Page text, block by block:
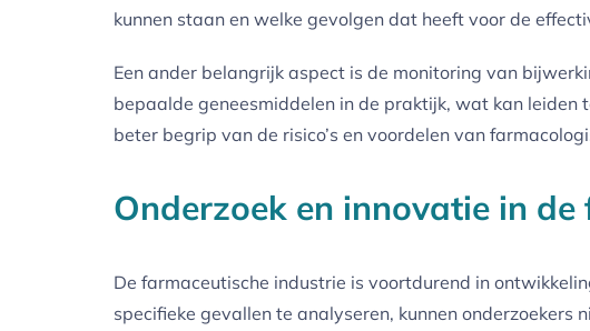
kunnen staan en welke gevolgen dat heeft voor de
Een ander belangrijk aspect is de monitoring van
bepaalde geneesmiddelen in de praktijk, wat kan
beter begrip van de risico’s en voordelen van
Onderzoek en innovatie in
De farmaceutische industrie is voortdurend in
specifieke gevallen te analyseren, kunnen